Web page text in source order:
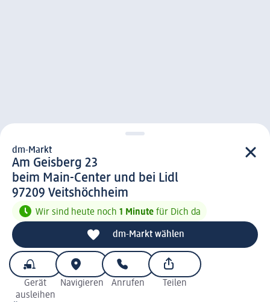
d m-Markt
dm-Markt
Am Geisberg 23
beim Main-Center und bei Lidl
9 7 2 0 9
97209 Veitshöchheim
Wir sind heute noch 1 Minute für Dich da
dm-Markt wählen
Gerät
ausleihen
Navigieren Anrufen Teilen